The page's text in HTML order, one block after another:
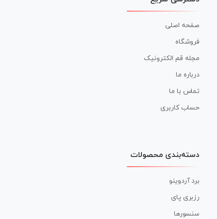
صفحه اصلی
فروشگاه
مجله قم الکترونیک
درباره ما
تماس با ما
حساب کاربری
دسته‌بندی محصولات
برد آردوینو
رزبری پای
سنسورها